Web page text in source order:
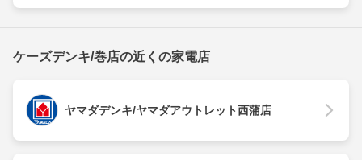
ケーズデンキ/巻店の近くの家電店
ヤマダデンキ/ヤマダアウトレット西蒲店